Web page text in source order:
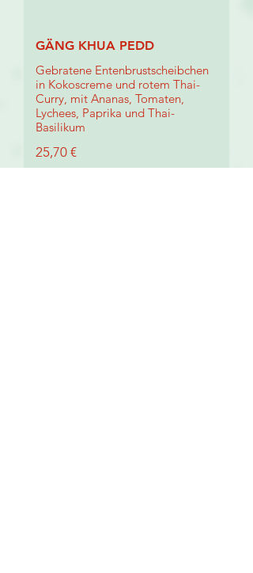
GÄNG KHUA PEDD
Gebratene Entenbrustscheibchen
in Kokoscreme und rotem Thai-
Curry, mit Ananas, Tomaten,
Lychees, Paprika und Thai-
Basilikum
25,70 €